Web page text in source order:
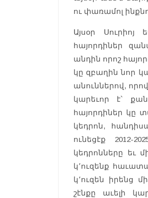
ու փառամոլ
Այսօր
հայորդիներ
անդին որոշ
կը զբաղին նոր
անուններով,
կարեւոր է՝
հայորդիներ կը
կեդրոն,
ունեցէք 2012-
կեդրոնները եւ
կ՚ուզենք
կ՚ուզեն իրենց
շէնքը աւելի